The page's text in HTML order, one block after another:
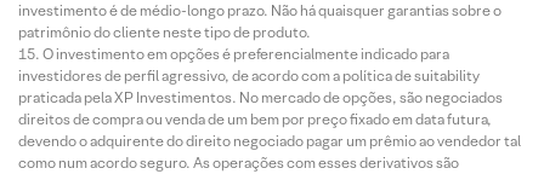
investimento é de médio-longo prazo. Não há quaisquer garantias sobre o
patrimônio do cliente neste tipo de produto.
O investimento em opções é preferencialmente indicado para
investidores de perfil agressivo, de acordo com a política de suitability
praticada pela XP Investimentos. No mercado de opções, são negociados
direitos de compra ou venda de um bem por preço fixado em data futura,
devendo o adquirente do direito negociado pagar um prêmio ao vendedor tal
como num acordo seguro. As operações com esses derivativos são